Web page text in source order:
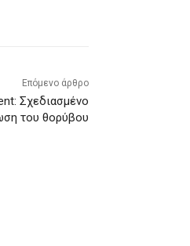
Επόμενο άρθρο
Σχεδιασμένο
του θορύβου